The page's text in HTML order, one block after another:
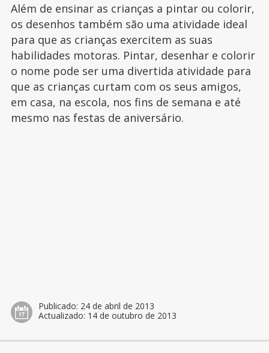
Além de ensinar as crianças a pintar ou colorir,
os desenhos também são uma atividade ideal
para que as crianças exercitem as suas
habilidades motoras. Pintar, desenhar e colorir
o nome pode ser uma divertida atividade para
que as crianças curtam com os seus amigos,
em casa, na escola, nos fins de semana e até
mesmo nas festas de aniversário.
Publicado: 24 de abril de 2013
Actualizado: 14 de outubro de 2013